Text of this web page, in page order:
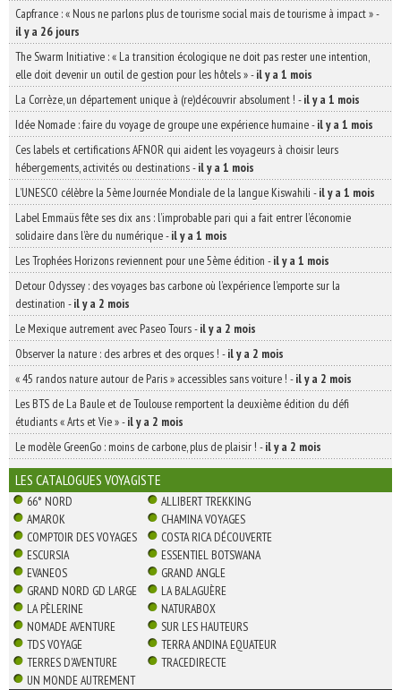
Capfrance : « Nous ne parlons plus de tourisme social mais de tourisme à impact »-
il y a 26 jours
The Swarm Initiative : « La transition écologique ne doit pas rester une intention,
elle doit devenir un outil de gestion pour les hôtels »-il y a 1 mois
La Corrèze, un département unique à (re)découvrir absolument ! -il y a 1 mois
Idée Nomade : faire du voyage de groupe une expérience humaine-il y a 1 mois
Ces labels et certifications AFNOR qui aident les voyageurs à choisir leurs
hébergements, activités ou destinations-il y a 1 mois
L’UNESCO célèbre la 5ème Journée Mondiale de la langue Kiswahili -il y a 1 mois
Label Emmaüs fête ses dix ans : l’improbable pari qui a fait entrer l’économie
solidaire dans l’ère du numérique-il y a 1 mois
Les Trophées Horizons reviennent pour une 5ème édition -il y a 1 mois
Detour Odyssey : des voyages bas carbone où l’expérience l’emporte sur la
destination -il y a 2 mois
Le Mexique autrement avec Paseo Tours-il y a 2 mois
Observer la nature : des arbres et des orques ! -il y a 2 mois
« 45 randos nature autour de Paris » accessibles sans voiture ! -il y a 2 mois
Les BTS de La Baule et de Toulouse remportent la deuxième édition du défi
étudiants « Arts et Vie »-il y a 2 mois
Le modèle GreenGo : moins de carbone, plus de plaisir ! -il y a 2 mois
LES CATALOGUES VOYAGISTE
66° NORD
ALLIBERT TREKKING
AMAROK
CHAMINA VOYAGES
COMPTOIR DES VOYAGES
COSTA RICA DÉCOUVERTE
ESCURSIA
ESSENTIEL BOTSWANA
EVANEOS
GRAND ANGLE
GRAND NORD GD LARGE
LA BALAGUÈRE
LA PÈLERINE
NATURABOX
NOMADE AVENTURE
SUR LES HAUTEURS
TDS VOYAGE
TERRA ANDINA EQUATEUR
TERRES D'AVENTURE
TRACEDIRECTE
UN MONDE AUTREMENT